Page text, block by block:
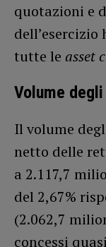
quotazioni e
tutte le asset
Volume
Il volume
netto delle
a 2.117,7
del 2,67%
(2.062,7
concessi